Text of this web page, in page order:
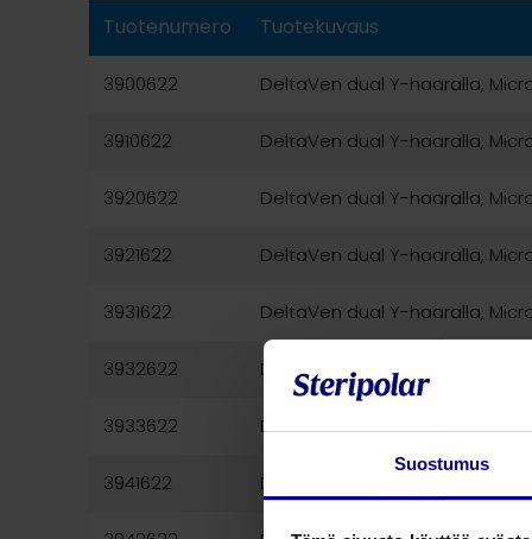
Suostumus
Tuotenumero Tuotekuvaus
3900622 DeltaVen dual Y-haaralla,
3910622 DeltaVen dual Y-haaralla,
3920622 DeltaVen dual Y-haaralla,
3921622 DeltaVen dual Y-haaralla,
3931622 DeltaVen dual Y-haaralla,
3932622 DeltaVen dual Y-haaralla,
3933622 DeltaVen dual Y-haaralla,
3941622 DeltaVen dual Y-haaralla,